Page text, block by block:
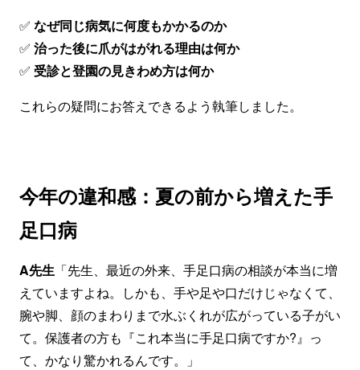
✅ ️ なぜ同じ病気に何度もかかるのか
✅ ️ 治った後に爪がはがれる理由は何か
✅ ️ 受診と登園の見きわめ方は何か
これらの疑問にお答えできるよう執筆しました。
今年の違和感：夏の前から増えた手
足口病
A先生 「先生、最近の外来、手足口病の相談が本当に増
えていますよね。しかも、手や足や口だけじゃなくて、
腕や脚、顔のまわりまで水ぶくれが広がっている子がい
て。保護者の方も『これ本当に手足口病ですか?』っ
て、かなり驚かれるんです。」